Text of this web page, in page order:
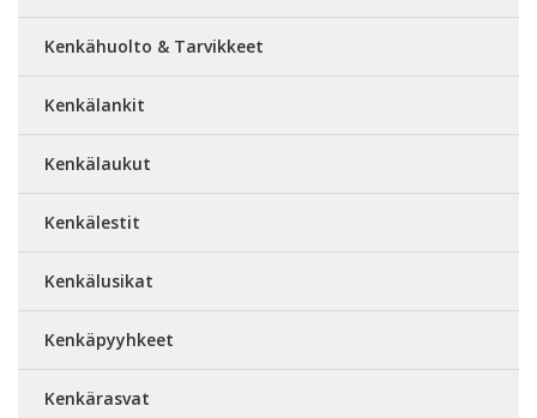
Kenkähuolto & Tarvikkeet
Kenkälankit
Kenkälaukut
Kenkälestit
Kenkälusikat
Kenkäpyyhkeet
Kenkärasvat